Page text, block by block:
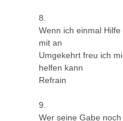
8.
Wenn ich einmal
mit an
Umgekehrt freu ich
helfen kann
Refrain
9.
Wer seine Gabe